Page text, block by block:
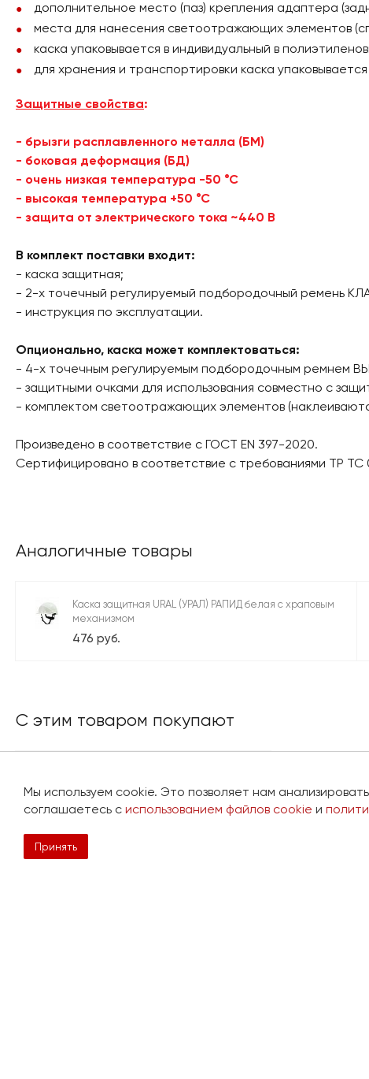
дополнительное место (паз) крепления адаптера
места для нанесения светоотражающих элементов
каска упаковывается в индивидуальный в
для хранения и транспортировки каска
Защитные свойства:
- брызги расплавленного металла (БМ)
- боковая деформация (БД)
- очень низкая температура -50 °С
- высокая температура +50 °С
- защита от электрического тока ~440 В
В комплект поставки входит:
- каска защитная;
- 2-х точечный регулируемый подбородочный ремень
- инструкция по эксплуатации.
Опционально, каска может комплектоваться:
- 4-х точечным регулируемым подбородочным ремнем
- защитными очками для использования совместно с
- комплектом светоотражающих элементов
Произведено в соответствие с ГОСТ EN 397-2020.
Сертифицировано в соответствие с требованиями ТР ТС
Аналогичные товары
Каска защитная URAL (УРАЛ) РАПИД белая с храповым
механизмом
476 руб.
С этим товаром покупают
(для защитных касок), прозрачные
528 руб.
Мы используем cookie. Это позволяет нам
соглашаетесь с использованием файлов cookie и
Принять